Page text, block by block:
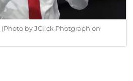
by JClick Photgraph on